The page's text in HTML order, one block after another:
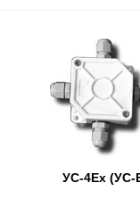
УС-4Ех (УС-